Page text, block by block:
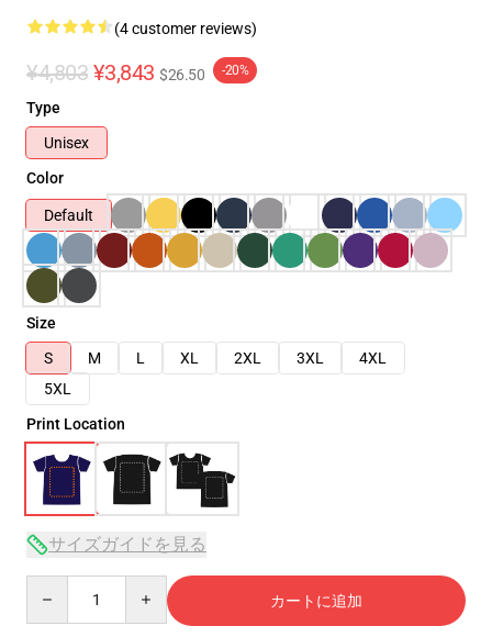
(4 customer reviews)
¥4,803 ¥3,843 $26.50 -20%
Type
Unisex
Color
Default
Size
S
M L XL 2XL 3XL
4XL
5XL
Print Location
サイズガイドを見る
カートに追加